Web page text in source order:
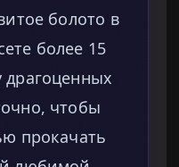
болото в
более 15
чтобы
прокачать